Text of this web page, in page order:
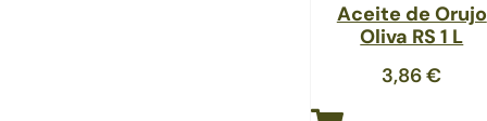
Aceite de Orujo
Oliva RS 1 L
3,86€